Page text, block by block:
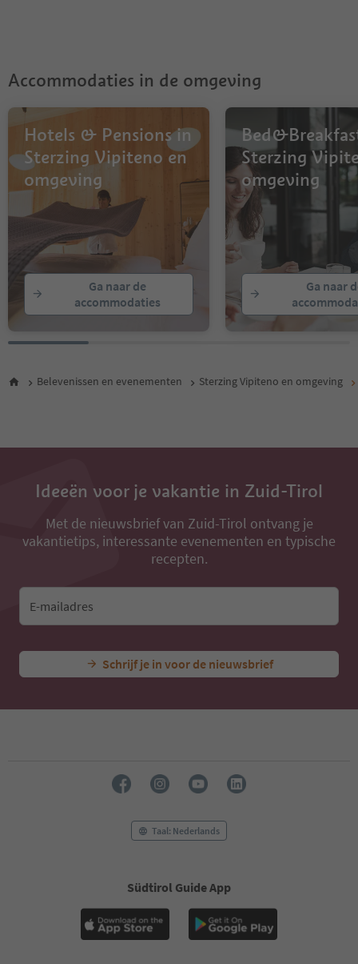
Accommodaties in de omgeving
Hotels & Pensions in
Sterzing Vipiteno en
omgeving
Ga naar de
accommodaties
Sterzing
omgeving
Ga naar
Belevenissen en evenementen Sterzing Vipiteno en omgeving
Ideeën voor je vakantie in Zuid-Tirol
Met de nieuwsbrief van Zuid-Tirol ontvang je
vakantietips, interessante evenementen en typische
recepten.
E-mailadres
Schrijf je in voor de nieuwsbrief
Taal: Nederlands
Südtirol Guide App